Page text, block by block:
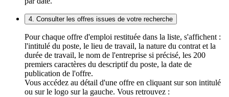
4. Consulter les offres issues de votre recherche
Pour chaque offre d'emploi restituée dans la liste, s'affichent :
l'intitulé du poste, le lieu de travail, la nature du contrat et la
durée de travail, le nom de l'entreprise si précisé, les 200
premiers caractères du descriptif du poste, la date de
publication de l'offre.
Vous accédez au détail d'une offre en cliquant sur son intitulé
ou sur le logo sur la gauche. Vous retrouvez :